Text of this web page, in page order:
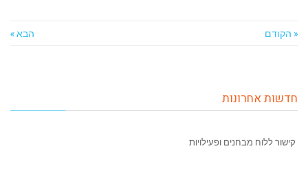
« הקודם הבא »
חדשות אחרונות
קישור ללוח מבחנים ופעילויות